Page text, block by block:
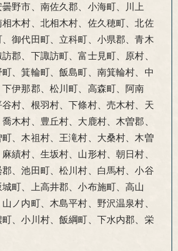
野市、南佐久郡、小海町、川上
木村、北相木村、佐久穂町、北佐
御代田町、立科町、小県郡、青木
郡、下諏訪町、富士見町、原村、
、箕輪町、飯島町、南箕輪村、中
伊那郡、松川町、高森町、阿南
村、根羽村、下條村、売木村、天
木村、豊丘村、大鹿村、木曽郡、
、木祖村、王滝村、大桑村、木曽
績村、生坂村、山形村、朝日村、
、池田町、松川村、白馬村、小谷
町、上高井郡、小布施町、高山
ノ内町、木島平村、野沢温泉村、
、小川村、飯綱町、下水内郡、栄